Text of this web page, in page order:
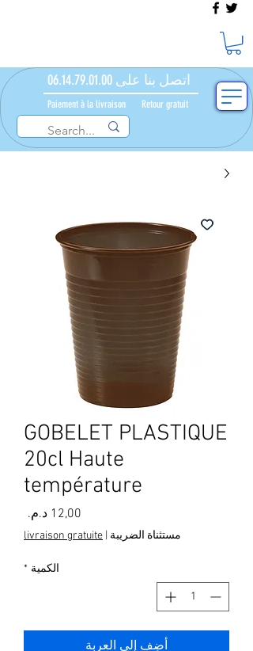
اتصل بنا على 06.14.79.01.00
Paiement à la livraison​ ​ Retour gratuit
GOBELET PLASTIQUE
20cl Haute
température
مستثناة الضريبة livraison gratuite
الكمية *
أضِف إلى العربة